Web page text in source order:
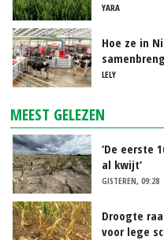
YARA
Hoe ze in
LELY
MEEST GELEZEN
‘De eerste
al kwijt’
GISTEREN, 09:28
Droogte
voor lege